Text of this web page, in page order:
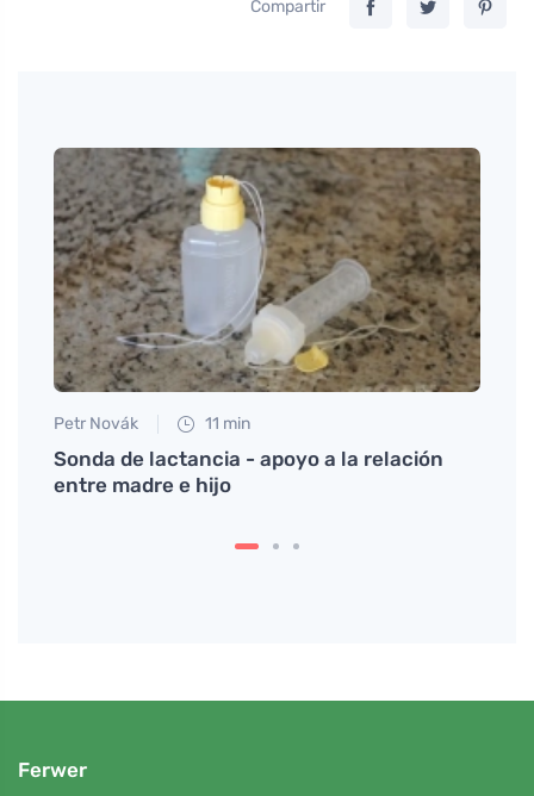
Compartir
Petr Novák 11 min
Sonda de lactancia - apoyo a la relación
entre madre e hijo
Ferwer